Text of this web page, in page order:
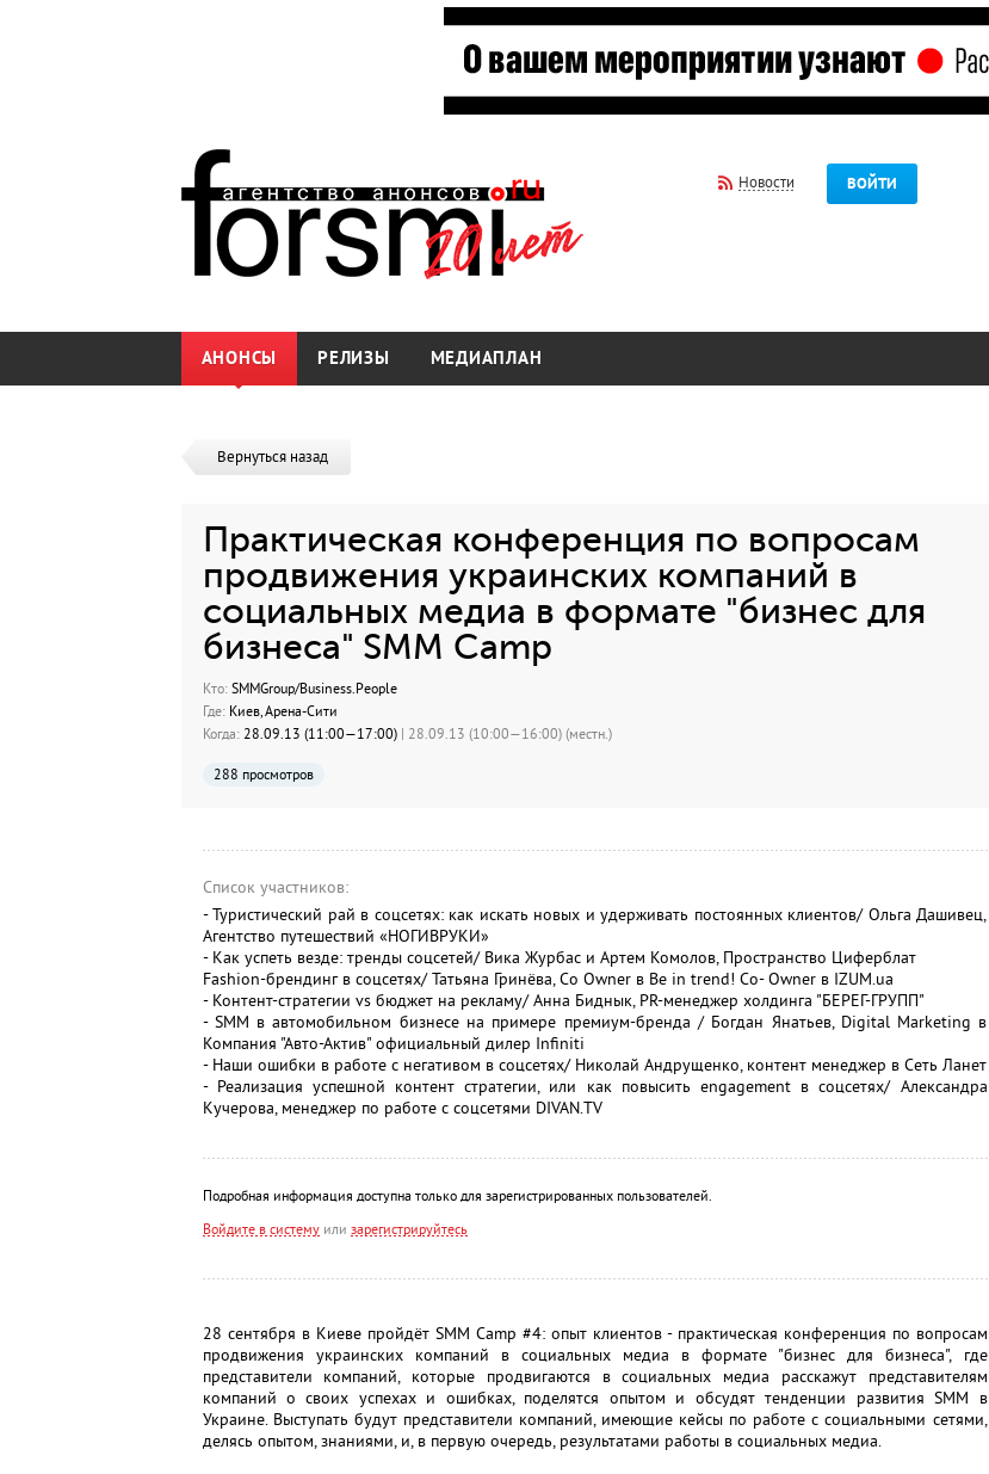
Новости ВОЙТИ
АНОНСЫ РЕЛИЗЫ МЕДИАПЛАН
Вернуться назад
Практическая конференция по вопросам
продвижения украинских компаний в
социальных медиа в формате "бизнес для
бизнеса" SMM Camp
Кто:SMMGroup/Business.People
Где:Киев, Арена-Сити
Когда:28.09.13 (11:00—17:00) | 28.09.13 (10:00—16:00) (местн.)
288 просмотров
Список участников:
- Туристический рай в соцсетях: как искать новых и удерживать постоянных клиентов/ Ольга Дашивец,
Агентство путешествий «НОГИВРУКИ»
- Как успеть везде: тренды соцсетей/ Вика Журбас и Артем Комолов, Пространство Циферблат
Fashion-брендинг в соцсетях/ Татьяна Гринёва, Co Owner в Be in trend! Co- Owner в IZUM.ua
- Контент-стратегии vs бюджет на рекламу/ Анна Биднык, PR-менеджер холдинга "БЕРЕГ-ГРУПП"
- SMM в автомобильном бизнесе на примере премиум-бренда / Богдан Янатьев, Digital Marketing в
Компания "Авто-Актив" официальный дилер Infiniti
- Наши ошибки в работе с негативом в соцсетях/ Николай Андрущенко, контент менеджер в Сеть Ланет
- Реализация успешной контент стратегии, или как повысить engagement в соцсетях/ Александра
Кучерова, менеджер по работе с соцсетями DIVAN.TV
Подробная информация доступна только для зарегистрированных пользователей.
Войдите в системуили зарегистрируйтесь
28 сентября в Киеве пройдёт SMM Camp #4: опыт клиентов - практическая конференция по вопросам
продвижения украинских компаний в социальных медиа в формате "бизнес для бизнеса", где
представители компаний, которые продвигаются в социальных медиа расскажут представителям
компаний о своих успехах и ошибках, поделятся опытом и обсудят тенденции развития SMM в
Украине. Выступать будут представители компаний, имеющие кейсы по работе с социальными сетями,
делясь опытом, знаниями, и, в первую очередь, результатами работы в социальных медиа.